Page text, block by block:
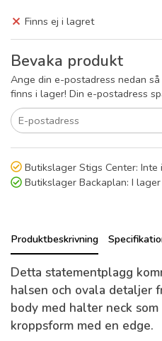
Finns ej i lagret
Bevaka produkt
Ange din e-postadress nedan
finns i lager! Din e-postadress
Butikslager Stigs Center: Inte
Butikslager Backaplan: I lager
Produktbeskrivning
Detta statementplagg
halsen och ovala detaljer
body med halter neck
kroppsform med en edge.